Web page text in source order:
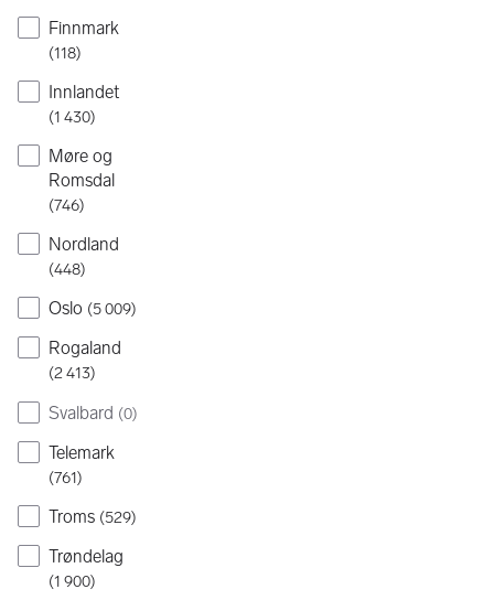
Finnmark
(118)
Innlandet
(1 430)
Møre og
Romsdal
(746)
Nordland
(448)
Oslo (5 009)
Rogaland
(2 413)
Svalbard (0)
Telemark
(761)
Troms (529)
Trøndelag
(1 900)